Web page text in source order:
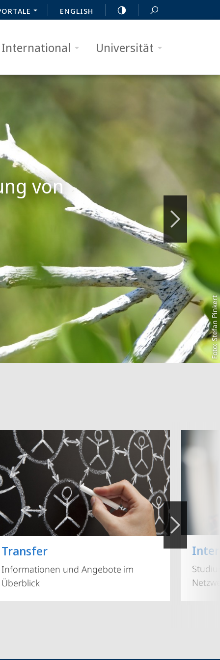
ENGLISH
International Universität
Foto: Stefan Pinkert
von
Transfer
Informationen und Angebote im
Überblick